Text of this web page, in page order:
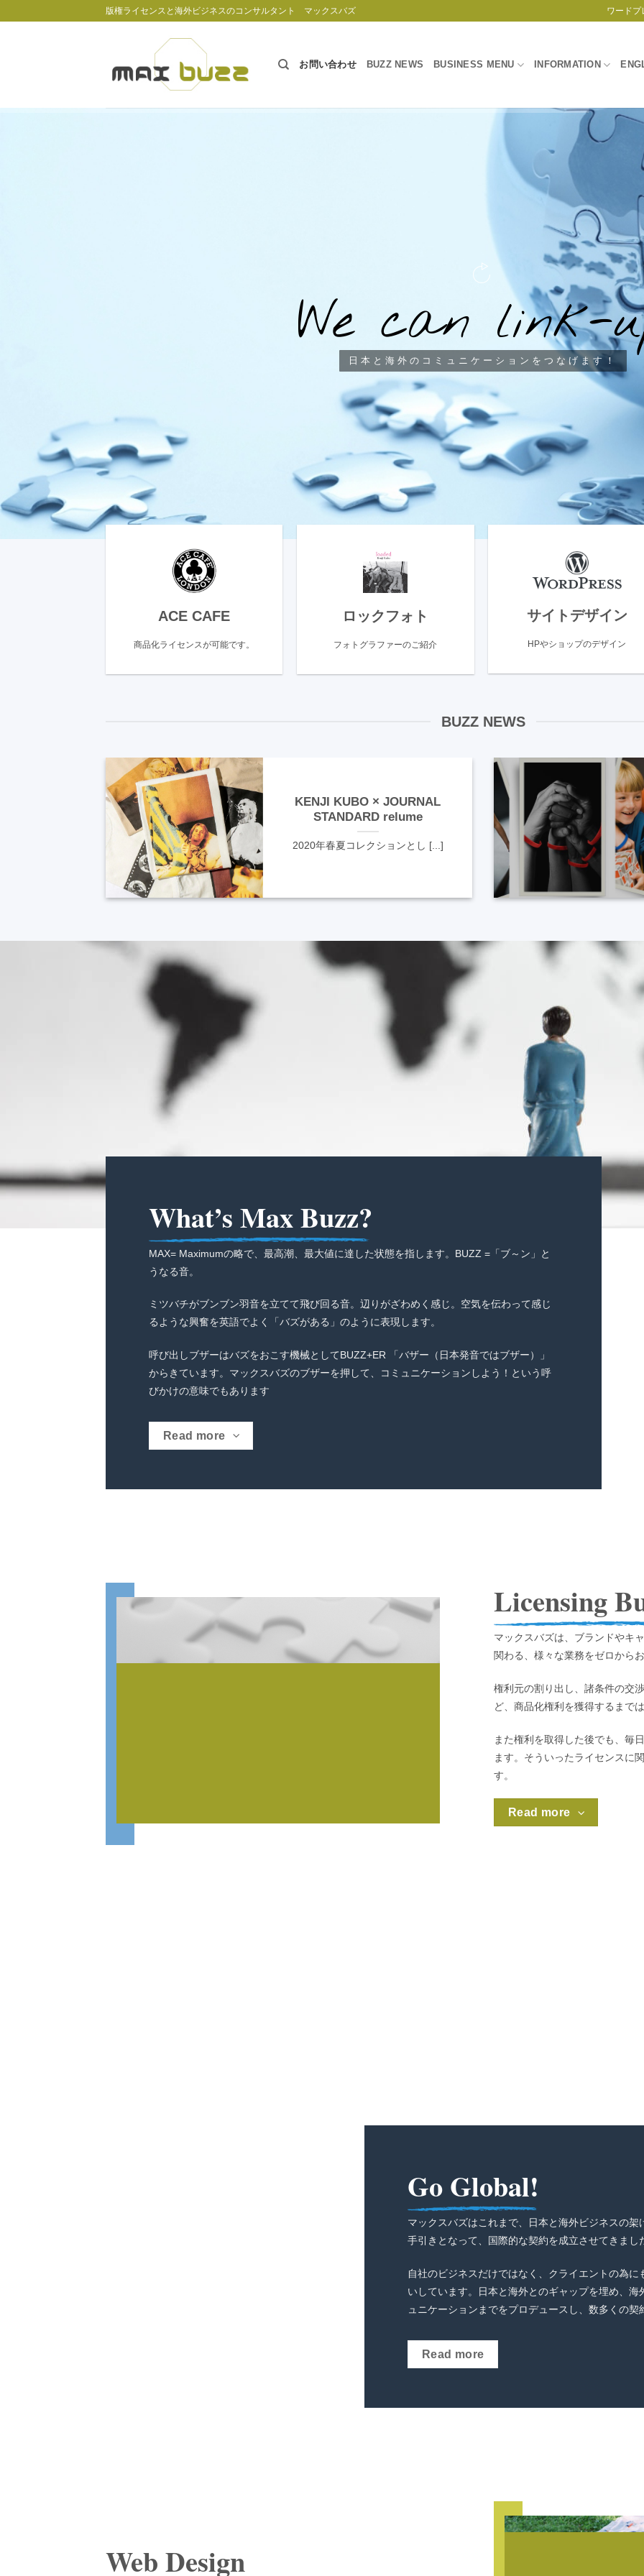
版権ライセンスと海外ビジネスのコンサルタント マックスバズ ワードプ
お問い合わせ BUZZ NEWS BUSINESS MENU INFORMATION
We can link-u
日本と海外のコミュニケーションをつなげます！
ACE CAFE
商品化ライセンスが可能です。
ロックフォト
フォトグラファーのご紹介
サイトデザイン
HPやショップのデザイン
BUZZ NEWS
KENJI KUBO × JOURNAL
STANDARD relume
2020年春夏コレクションとし [...]
What’s Max Buzz?
MAX= Maximumの略で、最高潮、最大値に達した状態を指します。BUZZ =「ブ～ン」と
うなる音。
ミツバチがブンブン羽音を立てて飛び回る音。辺りがざわめく感じ。空気を伝わって感じ
るような興奮を英語でよく「バズがある」のように表現します。
呼び出しブザーはバズをおこす機械としてBUZZ+ER 「バザー（日本発音ではブザー）」
からきています。マックスバズのブザーを押して、コミュニケーションしよう！という呼
びかけの意味でもあります
Read more
Licensing
マックスバズは、ブランドやキ
関わる、様々な業務をゼロから
権利元の割り出し、諸条件の交
ど、商品化権利を獲得するまで
また権利を取得した後でも、毎
ます。そういったライセンスに
す。
Read more
Go Global!
マックスバズはこれまで、日本と海外ビジネスの
手引きとなって、国際的な契約を成立させてきまし
自社のビジネスだけではなく、クライエントの為
いしています。
日本と海外とのギャップを埋め、海
ュニケーションまでをプロデュースし、数多くの契
Read more
Web Design